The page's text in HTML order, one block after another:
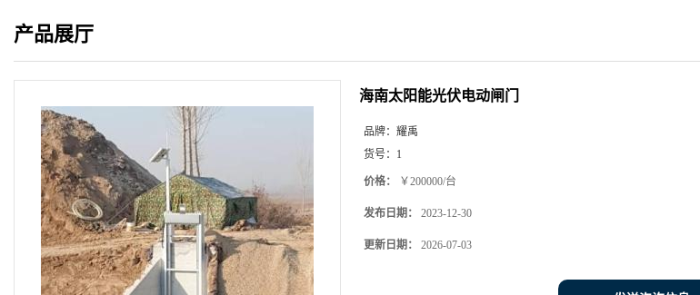
产品展厅
海南太阳能光伏电动闸门
品牌： 耀禹
货号： 1
价格： ￥200000/台
发布日期： 2023-12-30
更新日期： 2026-07-03